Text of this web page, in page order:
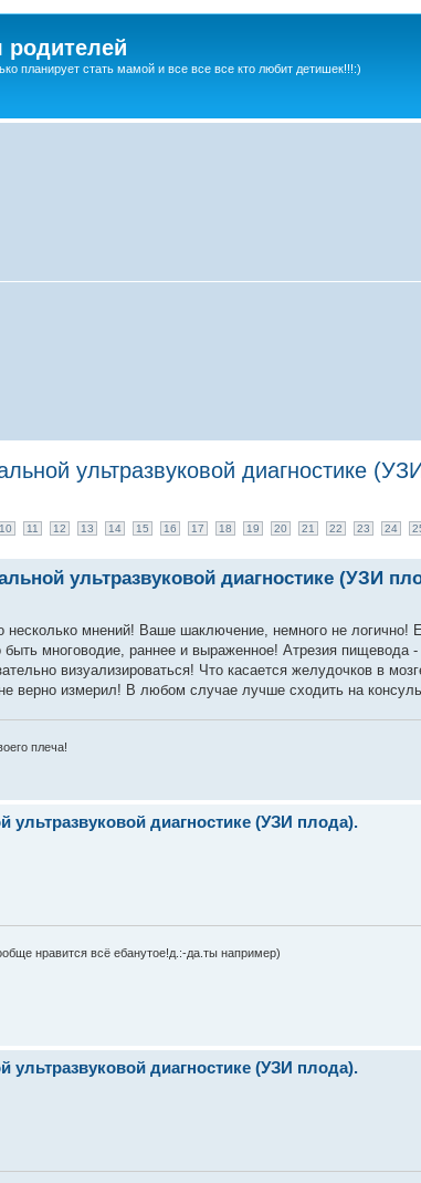
планирует стать мамой и все все все кто любит детишек!!!:)
ультразвуковой диагностике
10 11 12 13 14 15 16 17 18 19 20 21 22 23 24
ультразвуковой диагностике (УЗИ
несколько мнений! Ваше шаключение, немного не
многоводие, раннее и выраженное! Атрезия пищевода -
визуализироваться! Что касается желудочков в
верно измерил! В любом случае лучше сходить на
плеча!
диагностике (УЗИ плода).
нравится всё ебанутое!д.:-да.ты например)
диагностике (УЗИ плода).